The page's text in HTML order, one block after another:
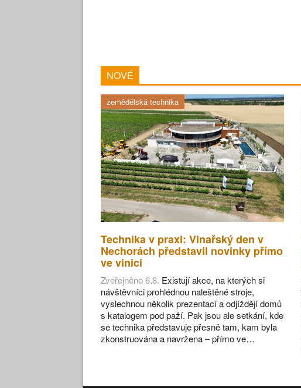
NOVÉ
zemědělská technika
Technika v praxi: Vinařský den v
Nechorách představil novinky přímo
ve vinici
Zveřejněno 6.8. Existují akce, na kterých si
návštěvníci prohlédnou naleštěné stroje,
vyslechnou několik prezentací a odjíždějí domů
s katalogem pod paží. Pak jsou ale setkání, kde
se technika představuje přesně tam, kam byla
zkonstruována a navržena – přímo ve…